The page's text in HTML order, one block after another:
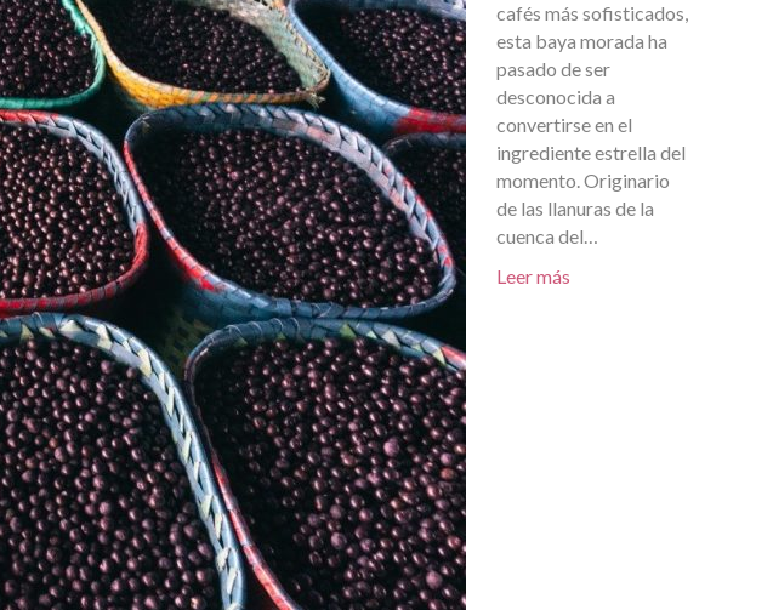
cafés más sofisticados,
esta baya morada ha
pasado de ser
desconocida a
convertirse en el
ingrediente estrella del
momento. Originario
de las llanuras de la
cuenca del…
Leer más